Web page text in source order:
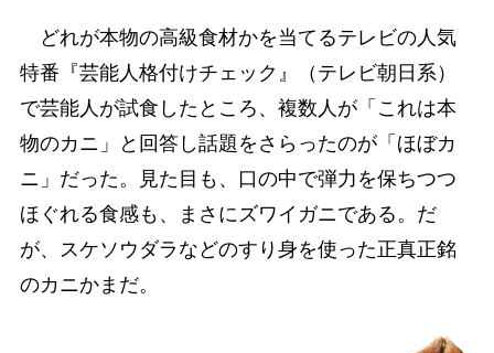
どれが本物の高級食材かを当てるテレビの人気
特番『芸能人格付けチェック』（テレビ朝日系）
で芸能人が試食したところ、複数人が「これは本
物のカニ」と回答し話題をさらったのが「ほぼカ
ニ」だった。見た目も、口の中で弾力を保ちつつ
ほぐれる食感も、まさにズワイガニである。だ
が、スケソウダラなどのすり身を使った正真正銘
のカニかまだ。